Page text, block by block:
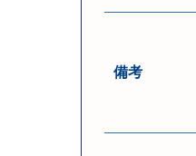
備考